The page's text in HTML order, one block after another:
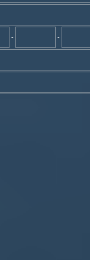
- -